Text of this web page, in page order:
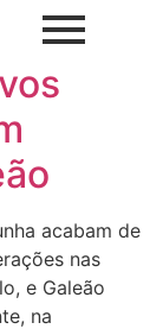
acabam de
nas
e Galeão
na